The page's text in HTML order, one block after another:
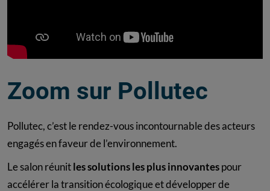
Zoom sur Pollutec
Pollutec, c’est le rendez-vous incontournable des acteurs
engagés en faveur de l’environnement.
Le salon réunitles solutions les plus innovantespour
accélérer la transition écologique et développer de